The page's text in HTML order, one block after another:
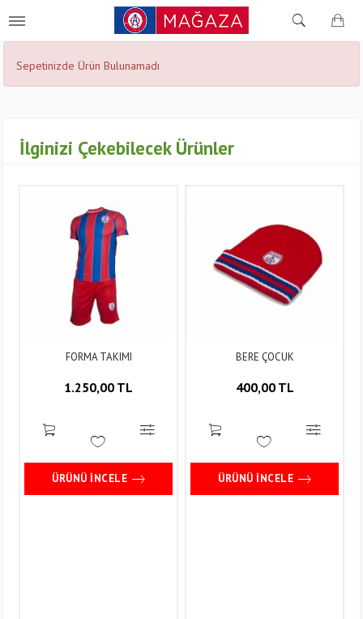
Sepetinizde Ürün Bulunamadı
İlginizi Çekebilecek Ürünler
FORMA TAKIMI
1.250,00 TL
ÜRÜNÜ İNCELE
BERE ÇOCUK
400,00 TL
ÜRÜNÜ İNCELE